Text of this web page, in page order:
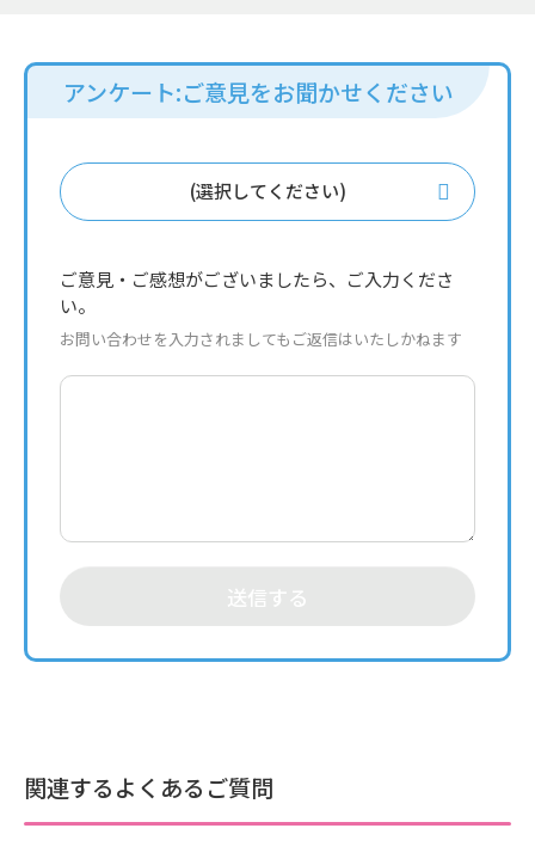
アンケート:ご意見をお聞かせください
(選択してください)
ご意見・ご感想がございましたら、ご入力くださ
い。
お問い合わせを入力されましてもご返信はいたしかねます
送信する
関連するよくあるご質問